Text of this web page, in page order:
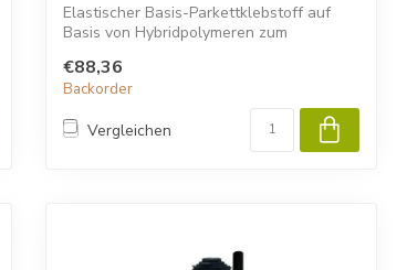
Elastischer Basis-Parkettklebstoff auf
Basis von Hybridpolymeren zum
€88,36
Backorder
Vergleichen